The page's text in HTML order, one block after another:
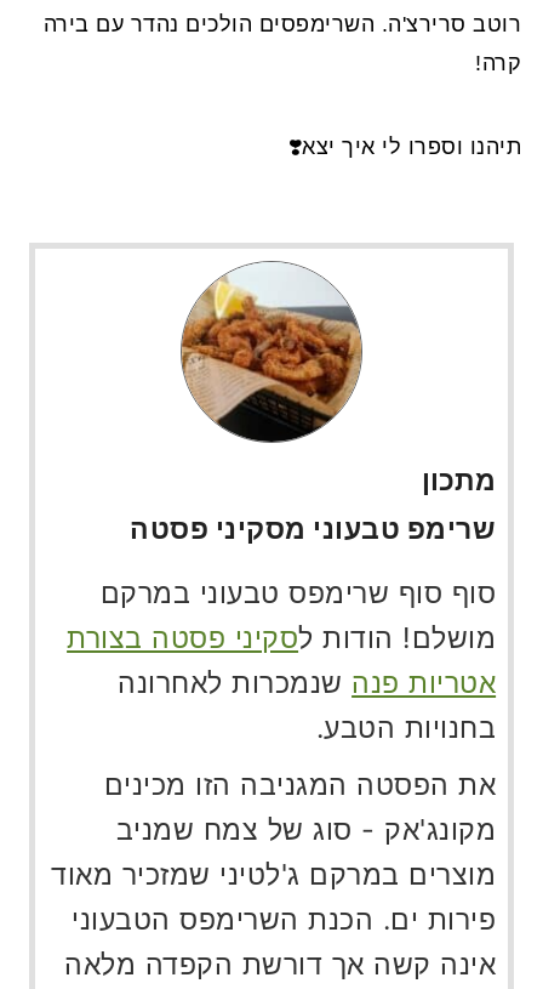
רוטב סרירצ'ה. השרימפסים הולכים נהדר עם בירה
קרה!
תיהנו וספרו לי איך יצא❣️
מתכון
שרימפ טבעוני מסקיני פסטה
סוף סוף שרימפס טבעוני במרקם
מושלם! הודות לסקיני פסטה בצורת
אטריות פנה שנמכרות לאחרונה
בחנויות הטבע.
את הפסטה המגניבה הזו מכינים
מקונג'אק - סוג של צמח שמניב
מוצרים במרקם ג'לטיני שמזכיר מאוד
פירות ים. הכנת השרימפס הטבעוני
אינה קשה אך דורשת הקפדה מלאה